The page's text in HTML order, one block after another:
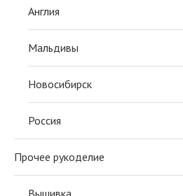
Англия
Мальдивы
Новосибирск
Россия
Прочее рукоделие
Вышивка